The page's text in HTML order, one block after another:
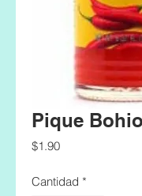
Pique
$1.90Precio
Cantidad *